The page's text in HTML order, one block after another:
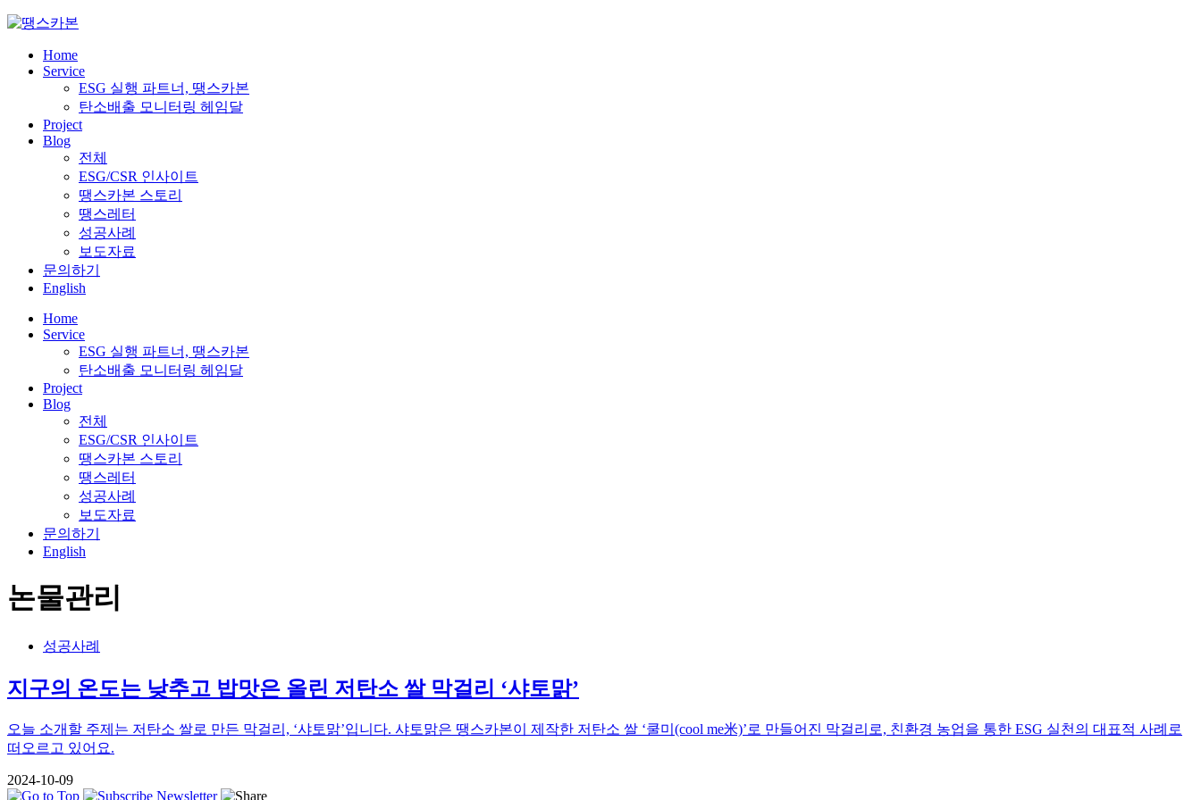
Skip
contentHome
Service
ESG 실행 파트너, 땡스카본
탄소배출 모니터링 헤임달
Project
Blog
전체
ESG/CSR 인사이트
땡스카본 스토리
땡스레터
성공사례
보도자료
문의하기
English
Home
Service
ESG 실행 파트너, 땡스카본
탄소배출 모니터링 헤임달
Project
Blog
전체
ESG/CSR 인사이트
땡스카본 스토리
땡스레터
성공사례
보도자료
문의하기
English
논물관리
성공사례
지구의 온도는 낮추고 밥맛은 올린 저탄소 쌀 막걸리 ‘샤토맑’
오늘 소개할 주제는 저탄소 쌀로 만든 막걸리, ‘샤토맑’입니다. 샤토맑은 땡스카본이 제작한 저탄소 쌀 ‘쿨미(cool me米)’로 만들어진 막걸리로, 친환경 농업을 통한 ESG 실천의 대표적 사례로
떠오르고 있어요.
2024-10-09